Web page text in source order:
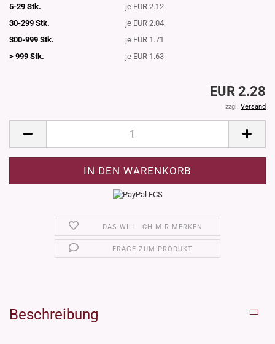
5-29 Stk.
je EUR 2.12
30-299 Stk.
je EUR 2.04
300-999 Stk.
je EUR 1.71
> 999 Stk.
je EUR 1.63
EUR 2.28
zzgl. Versand
DAS WILL ICH MIR MERKEN
FRAGE ZUM PRODUKT
Beschreibung